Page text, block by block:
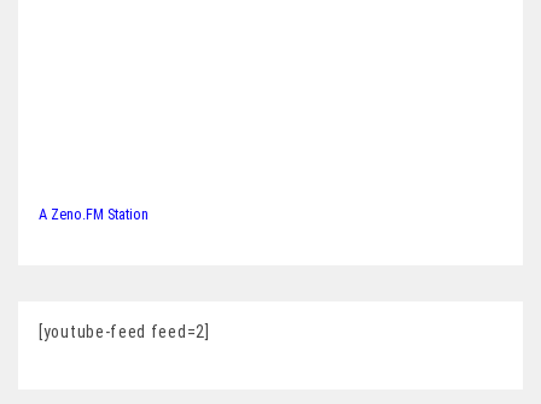
A Zeno.FM Station
[youtube-feed feed=2]